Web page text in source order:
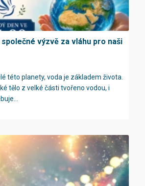
výzvě za vláhu pro naši
této planety, voda je základem života.
tělo z velké části tvořeno vodou, i